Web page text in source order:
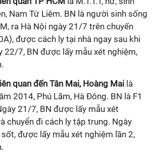
Nam Từ Liêm. BN là người sinh sống
ra Hà Nội ngày 21/7 trên chuyến
được cách ly tại nhà ngay sau khi
22/7, BN được lấy mẫu xét nghiệm,
quan đến Tân Mai, Hoàng Mai là
2014, Phú Lãm, Hà Đông. BN là F1
21/7, BN được lấy mẫu xét
chuyển đi cách ly tập trung. Ngày
được lấy mẫu xét nghiệm lần 2,